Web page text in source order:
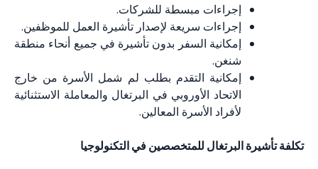
إجراءات مبسطة للشركات.
إجراءات سريعة لإصدار تأشيرة العمل للموظفين.
إمكانية السفر بدون تأشيرة في جميع أنحاء منطقة
شنغن.
إمكانية التقدم بطلب لم شمل الأسرة من خارج
الاتحاد الأوروبي في البرتغال والمعاملة الاستثنائية
لأفراد الأسرة المعالين.
تكلفة تأشيرة البرتغال للمتخصصين في التكنولوجيا